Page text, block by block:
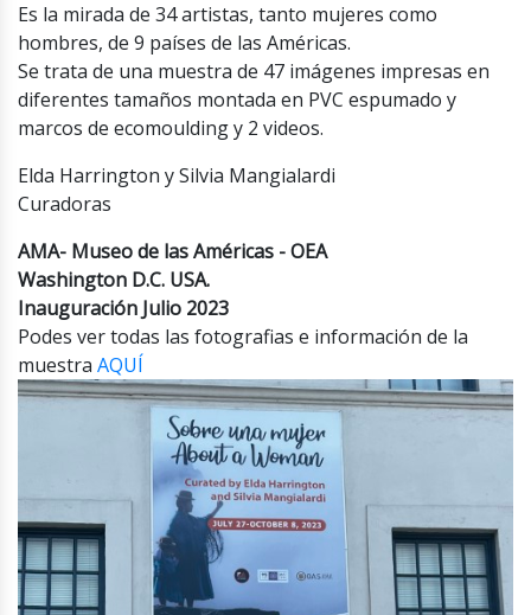
Es la mirada de 34 artistas, tanto mujeres como
hombres, de 9 países de las Américas.
Se trata de una muestra de 47 imágenes impresas en
diferentes tamaños montada en PVC espumado y
marcos de ecomoulding y 2 videos.
Elda Harrington y Silvia Mangialardi
Curadoras
AMA- Museo de las Américas - OEA
Washington D.C. USA.
Inauguración Julio 2023
Podes ver todas las fotografias e información de la
muestra AQUÍ